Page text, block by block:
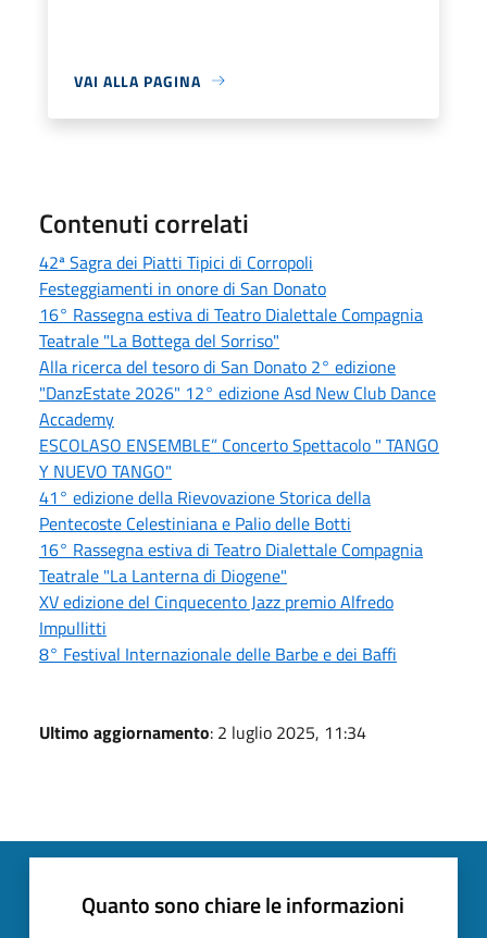
VAI ALLA PAGINA
Contenuti correlati
42ª Sagra dei Piatti Tipici di Corropoli
Festeggiamenti in onore di San Donato
16° Rassegna estiva di Teatro Dialettale Compagnia
Teatrale "La Bottega del Sorriso"
Alla ricerca del tesoro di San Donato 2° edizione
"DanzEstate 2026" 12° edizione Asd New Club Dance
Accademy
ESCOLASO ENSEMBLE” Concerto Spettacolo " TANGO
Y NUEVO TANGO"
41° edizione della Rievovazione Storica della
Pentecoste Celestiniana e Palio delle Botti
16° Rassegna estiva di Teatro Dialettale Compagnia
Teatrale "La Lanterna di Diogene"
XV edizione del Cinquecento Jazz premio Alfredo
Impullitti
8° Festival Internazionale delle Barbe e dei Baffi
Ultimo aggiornamento: 2 luglio 2025, 11:34
Quanto sono chiare le informazioni